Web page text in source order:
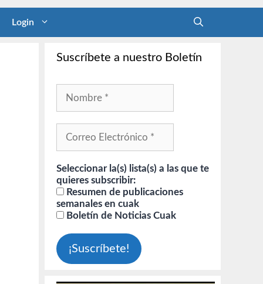
Login
Suscríbete a nuestro Boletín
Seleccionar la(s) lista(s) a las que te
quieres subscribir:
Resumen de publicaciones
semanales en cuak
Boletín de Noticias Cuak